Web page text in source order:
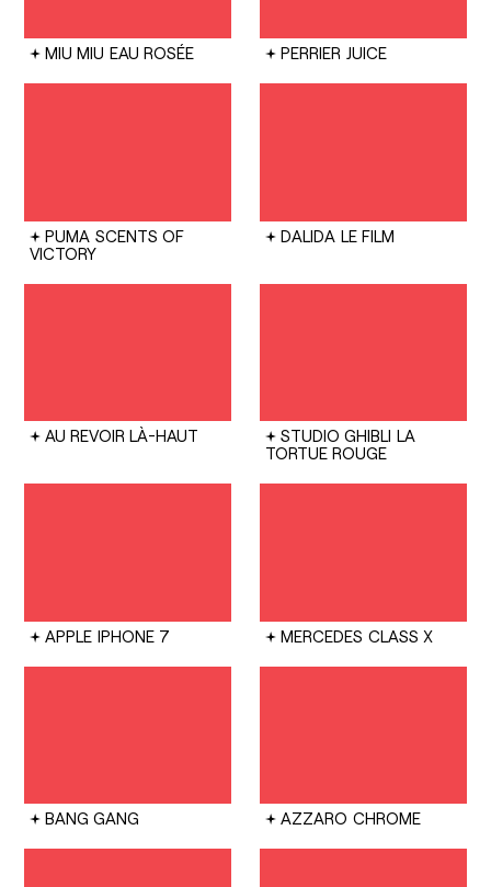
MIU MIU EAU ROSÉE PERRIER JUICE
PUMA SCENTS OF
VICTORY
DALIDA LE FILM
AU REVOIR LÀ-HAUT STUDIO GHIBLI LA
TORTUE ROUGE
APPLE IPHONE 7 MERCEDES CLASS X
BANG GANG AZZARO CHROME